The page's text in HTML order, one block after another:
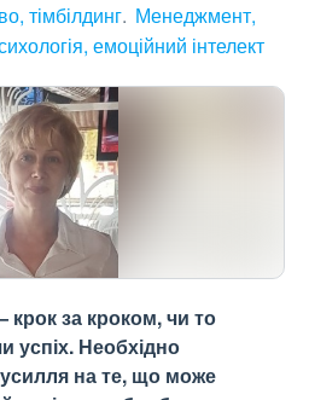
тімбілдинг Менеджмент,
емоційний інтелект
за кроком, чи то
успіх. Необхідно
на те, що може